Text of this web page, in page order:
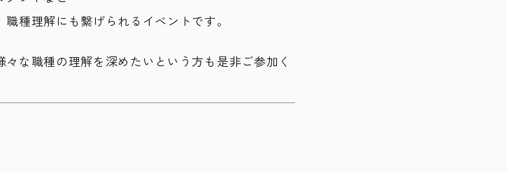
種理解にも繋げられるイベントです。
な職種の理解を深めたいという方も是非ご参加く